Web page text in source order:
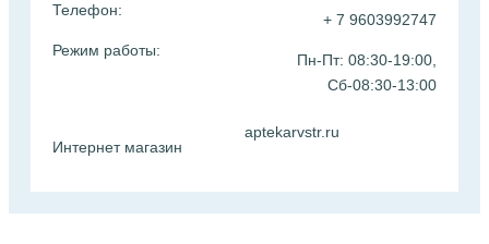
Телефон:
Режим работы:
+ 7 9603992747
Пн-Пт: 08:30-19:00,
Сб-08:30-13:00
Интернет магазин
aptekarvstr.ru